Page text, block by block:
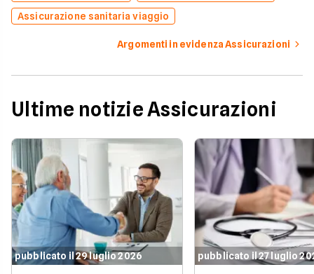
Assicurazione sanitaria viaggio
Argomenti in evidenza Assicurazioni
Ultime notizie Assicurazioni
pubblicato il 29 luglio 2026 pubblicato il 27 luglio